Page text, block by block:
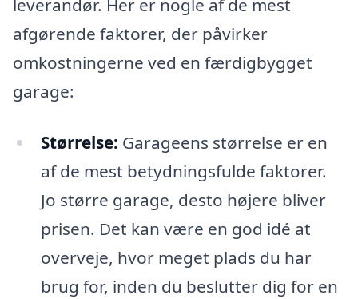
leverandør. Her er nogle af de mest
afgørende faktorer, der påvirker
omkostningerne ved en færdigbygget
garage:
Størrelse: Garageens størrelse er en
af de mest betydningsfulde faktorer.
Jo større garage, desto højere bliver
prisen. Det kan være en god idé at
overveje, hvor meget plads du har
brug for, inden du beslutter dig for en